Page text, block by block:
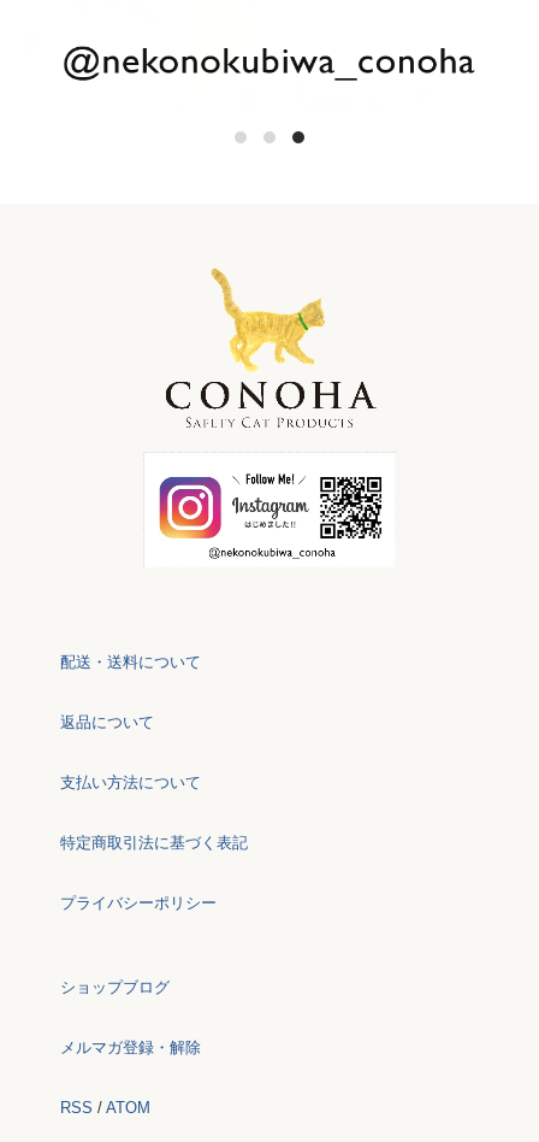
配送・送料について
返品について
支払い方法について
特定商取引法に基づく表記
プライバシーポリシー
ショップブログ
メルマガ登録・解除
RSS / ATOM